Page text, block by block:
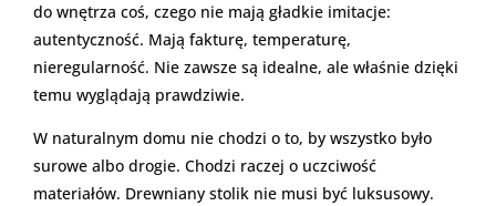
do wnętrza coś, czego nie mają gładkie imitacje:
autentyczność. Mają fakturę, temperaturę,
nieregularność. Nie zawsze są idealne, ale właśnie dzięki
temu wyglądają prawdziwie.
W naturalnym domu nie chodzi o to, by wszystko było
surowe albo drogie. Chodzi raczej o uczciwość
materiałów. Drewniany stolik nie musi być luksusowy.